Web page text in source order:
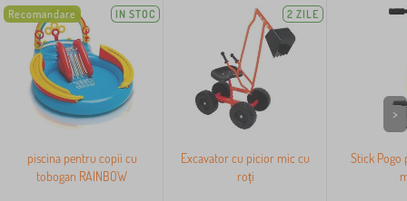
Recomandare IN STOC
piscina pentru copii cu
tobogan RAINBOW
2 ZILE
Excavator cu picior mic cu
roți
Stick
>